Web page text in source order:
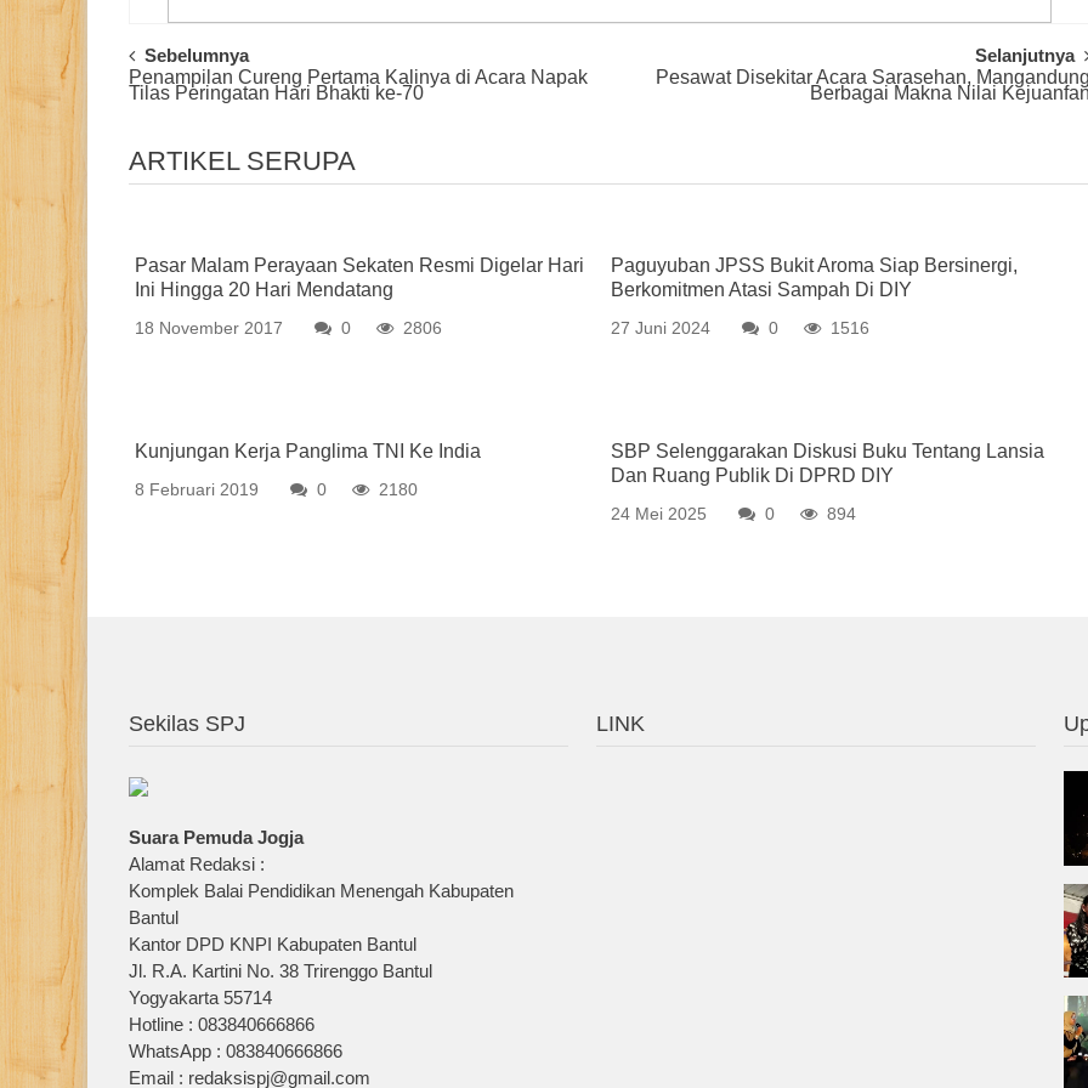
Post
Navigation
Sebelumnya
Penampilan Cureng Pertama Kalinya di Acara Napak
Tilas Peringatan Hari Bhakti ke-70
Selanjutnya
Pesawat Disekitar Acara Sarasehan,
Berbagai Makna Nilai
ARTIKEL SERUPA
Pasar Malam Perayaan Sekaten Resmi Digelar Hari
Ini Hingga 20 Hari Mendatang
18 November 2017 0 2806
Paguyuban JPSS Bukit Aroma Siap Bersinergi,
Berkomitmen Atasi Sampah Di DIY
27 Juni 2024 0 1516
Kunjungan Kerja Panglima TNI Ke India
8 Februari 2019 0 2180
SBP Selenggarakan Diskusi Buku Tentang Lansia
Dan Ruang Publik Di DPRD DIY
24 Mei 2025 0 894
Sekilas SPJ
Suara Pemuda Jogja
Alamat Redaksi :
Komplek Balai Pendidikan Menengah Kabupaten
Bantul
Kantor DPD KNPI Kabupaten Bantul
Jl. R.A. Kartini No. 38 Trirenggo Bantul
Yogyakarta 55714
Hotline : 083840666866
WhatsApp : 083840666866
Email : redaksispj@gmail.com
LINK